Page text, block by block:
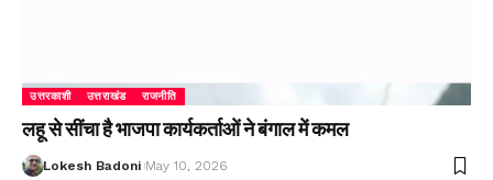
उत्तरकाशी उत्तराखंड राजनीति
लहू से सींचा है भाजपा कार्यकर्ताओं ने बंगाल में कमल
Lokesh Badoni May 10, 2026